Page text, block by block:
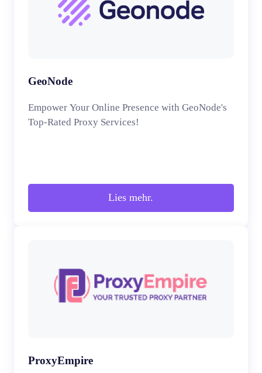
GeoNode
Empower Your Online Presence with GeoNode's
Top-Rated Proxy Services!
Lies mehr.
ProxyEmpire